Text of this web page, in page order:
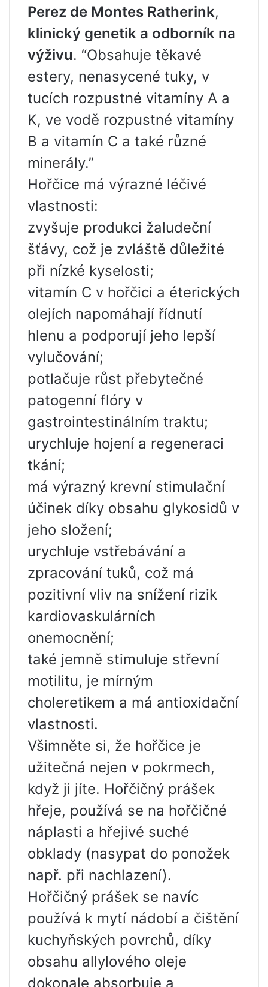
Perez de Montes Ratherink,
klinický genetik a odborník na
výživu. “Obsahuje těkavé
estery, nenasycené tuky, v
tucích rozpustné vitamíny A a
K, ve vodě rozpustné vitamíny
B a vitamín C a také různé
minerály.”
Hořčice má výrazné léčivé
vlastnosti:
zvyšuje produkci žaludeční
šťávy, což je zvláště důležité
při nízké kyselosti;
vitamín C v hořčici a éterických
olejích napomáhají řídnutí
hlenu a podporují jeho lepší
vylučování;
potlačuje růst přebytečné
patogenní flóry v
gastrointestinálním traktu;
urychluje hojení a regeneraci
tkání;
má výrazný krevní stimulační
účinek díky obsahu glykosidů v
jeho složení;
urychluje vstřebávání a
zpracování tuků, což má
pozitivní vliv na snížení rizik
kardiovaskulárních
onemocnění;
také jemně stimuluje střevní
motilitu, je mírným
choleretikem a má antioxidační
vlastnosti.
Všimněte si, že hořčice je
užitečná nejen v pokrmech,
když ji jíte. Hořčičný prášek
hřeje, používá se na hořčičné
náplasti a hřejivé suché
obklady (nasypat do ponožek
např. při nachlazení).
Hořčičný prášek se navíc
používá k mytí nádobí a čištění
kuchyňských povrchů, díky
obsahu allylového oleje
dokonale absorbuje a